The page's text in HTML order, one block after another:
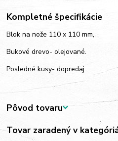
Kompletné špecifikácie
Blok na nože 110 x 110 mm,
Bukové drevo- olejované.
Posledné kusy- dopredaj.
Pôvod tovaru
Tovar zaradený v